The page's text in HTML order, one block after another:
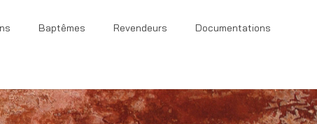
Baptêmes Revendeurs Documentations